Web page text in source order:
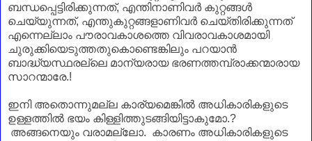
ബന്ധപ്പെട്ടിരിക്കുന്നത്, എന്തിനാണിവർ കുറ്റങ്ങൾ
ചെയ്യുന്നത്, എന്തുകുറ്റങ്ങളാണിവർ ചെയ്തിരിക്കുന്നത്
എന്നെല്ലാം പൗരാവകാശത്തെ വിവരാവകാശമായി
ചുരുക്കിയെടുത്തതുകൊണ്ടെങ്കിലും പറയാൻ
ബാദ്ധ്യസ്ഥരല്ലെ മാന്യരായ ഭരണത്തമ്പ്രാക്കന്മാരായ
സാറന്മാരേ.!
ഇനി അതൊന്നുമല്ല കാര്യമെങ്കിൽ അധികാരികളുടെ
ഉള്ളത്തിൽ ഭയം കിള്ളിത്തുടങ്ങിയിട്ടാകുമോ.?
അങ്ങനെയും വരാമല്ലോ. കാരണം അധികാരികളുടെ